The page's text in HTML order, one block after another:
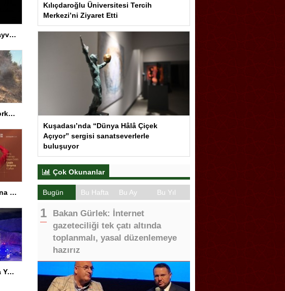
Aydın’daki Yangın Hayvan Tahliyesine Sebep Oldu
Çatalca’da Yangın Korkuttu
Cem Yiğit Üzümoğlu’na Genç Başarı Ödülü
Bolu’da CIP Uçuruma Yuvarlandı: 2 Ölü, 1 Yaralı
Kılıçdaroğlu Üniversitesi Tercih
Merkezi’ni Ziyaret Etti
Kuşadası’nda “Dünya Hâlâ Çiçek
Açıyor” sergisi sanatseverlerle
buluşuyor
Çok Okunanlar
Bugün Bu Hafta Bu Ay Bu Yıl
Bakan Gürlek: İnternet
gazeteciliği tek çatı altında
toplanmalı, yasal düzenlemeye
hazırız